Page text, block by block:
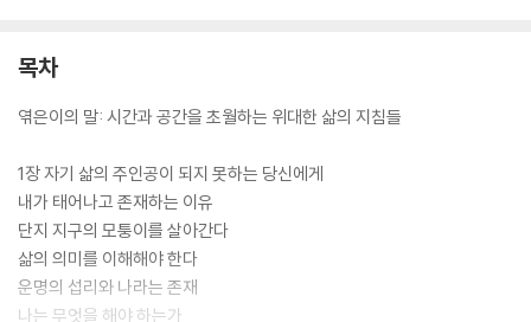
목차
엮은이의 말: 시간과 공간을 초월하는 위대한 삶의 지침들
1장 자기 삶의 주인공이 되지 못하는 당신에게
내가 태어나고 존재하는 이유
단지 지구의 모퉁이를 살아간다
삶의 의미를 이해해야 한다
운명의 섭리와 나라는 존재
나는 무엇을 해야 하는가